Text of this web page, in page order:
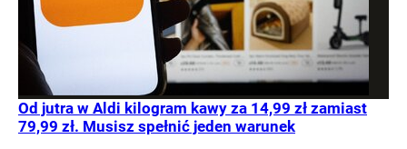
Od jutra w Aldi kilogram kawy za 14,99 zł zamiast
79,99 zł. Musisz spełnić jeden warunek